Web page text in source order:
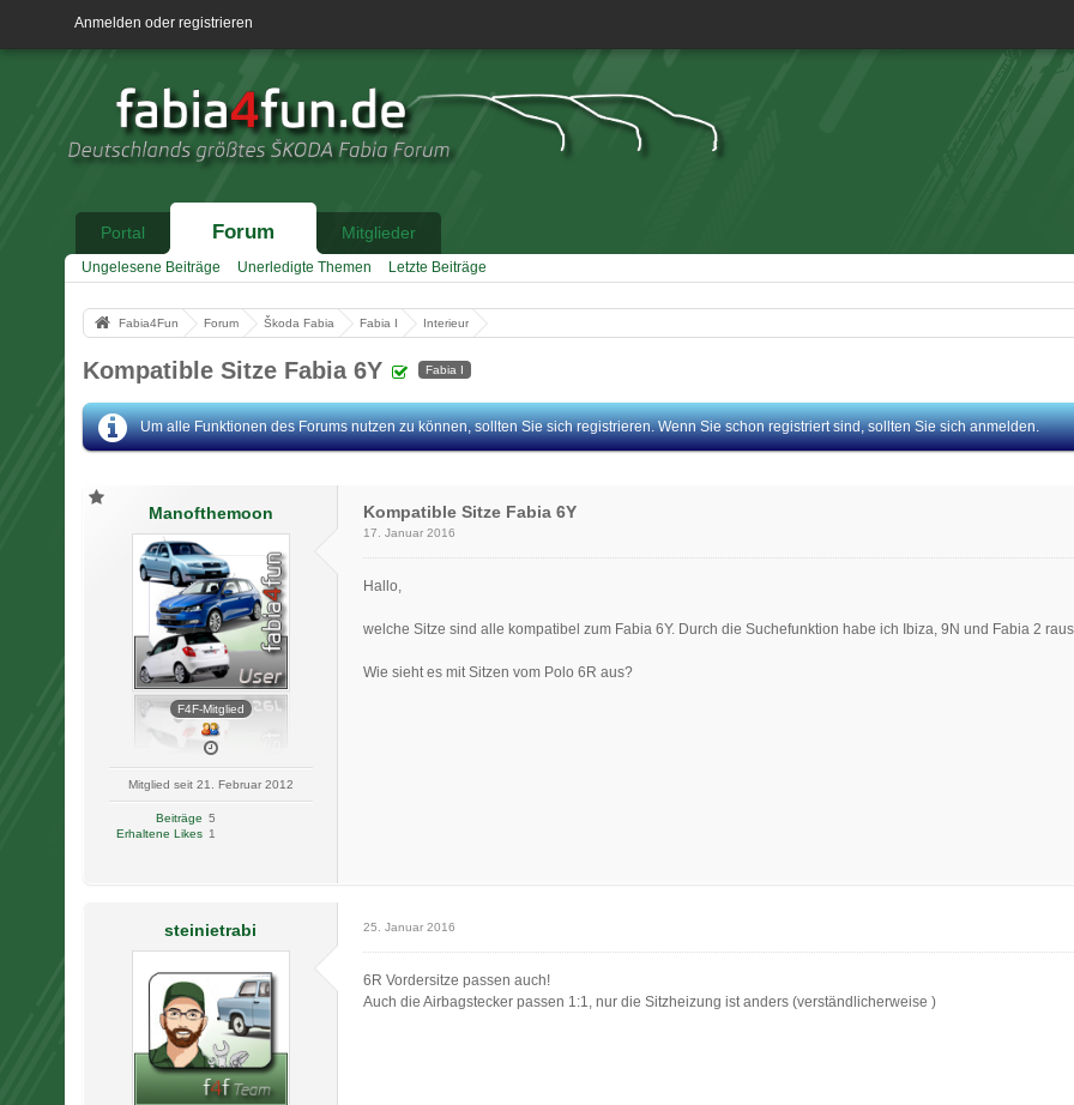
Anmelden oder registrieren
Portal Forum Mitglieder
Ungelesene Beiträge Unerledigte Themen Letzte Beiträge
Fabia4Fun Forum Škoda Fabia Fabia I Interieur
Kompatible Sitze Fabia 6Y Fabia I
Um alle Funktionen des Forums nutzen zu können, sollten Sie sich registrieren. Wenn Sie schon registriert sind, sollten Sie sich anmelden.
Manofthemoon
F4F-Mitglied
Mitglied seit 21. Februar 2012
Beiträge 5
Erhaltene Likes 1
Kompatible Sitze Fabia 6Y
17. Januar 2016
Hallo,
welche Sitze sind alle kompatibel zum Fabia 6Y. Durch die Suchefunktion habe ich Ibiza, 9N und Fabia 2
Wie sieht es mit Sitzen vom Polo 6R aus?
steinietrabi 25. Januar 2016
6R Vordersitze passen auch!
Auch die Airbagstecker passen 1:1, nur die Sitzheizung ist anders (verständlicherweise )